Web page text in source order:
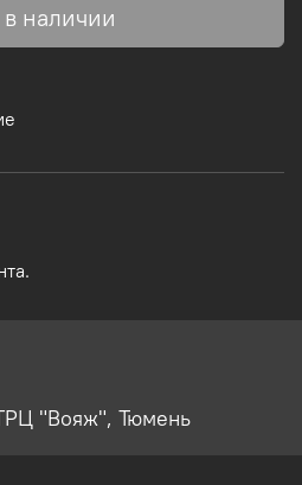
наличии
"Вояж", Тюмень